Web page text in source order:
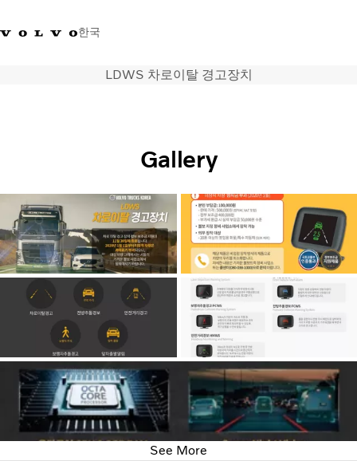
한국
네트워크
뉴스
회사 소개
채용
바이킹뉴스 매거진
소셜미디어
중고트럭
LDWS 차로이탈 경고장치
Gallery
See More